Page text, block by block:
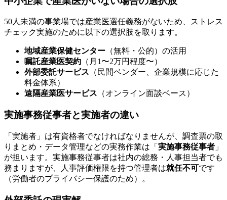
50人未満の事業場では産業医選任義務がないため、ストレス
チェック実施のために以下の選択肢を取ります。
地域産業保健センター （無料・公的）の活用
嘱託産業医契約 （月1〜2万円程度〜）
外部委託サービス （民間ベンダー、企業規模に応じた
料金体系）
遠隔産業医サービス （オンライン面談ベース）
実施事務従事者と実施者の違い
「実施者」は有資格者でなければなりませんが、調査票の取
りまとめ・データ管理などの実務作業は「 実施事務従事者 」
が担います。実施事務従事者は社内の総務・人事担当者でも
務まりますが、人事評価権限を持つ管理者は就任不可です
（労働者のプライバシー保護のため）。